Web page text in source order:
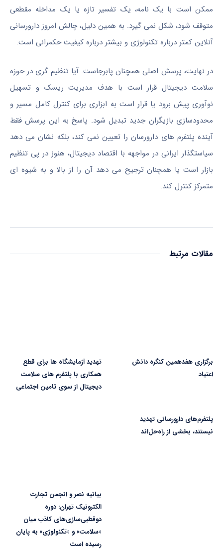
ممکن است با یک نامه، یک تفسیر تازه یا یک مداخله مقطعی
متوقف شود، شکل نمی گیرد. به همین دلیل، چالش امروز دارورسانی
آنلاین کمتر درباره تکنولوژی و بیشتر درباره کیفیت حکمرانی است.
در نهایت، پرسش اصلی همچنان پابرجاست. آیا تنظیم گری در حوزه
سلامت دیجیتال قرار است با هدف مدیریت ریسک و تسهیل
نوآوری پیش برود یا قرار است به ابزاری برای کنترل کامل مسیر و
محدودسازی بازیگران جدید تبدیل شود. پاسخ به این پرسش فقط
آینده پلتفرم های دارورسان را تعیین نمی کند، بلکه نشان می دهد
سیاستگذار ایرانی در مواجهه با اقتصاد دیجیتال، هنوز در پی تنظیم
بازار است یا همچنان ترجیح می دهد آن را از بالا و به شیوه ای
متمرکز کنترل کند.
مقالات مرتبط
برگزاری هفدهمین کنگره دانش
اعتیاد
تهدید آزمایشگاه ها برای قطع
همکاری با پلتفرم های سلامت
دیجیتال از سوی تامین اجتماعی
پلتفرم‌های دارورسانی تهدید
نیستند، بخشی از راه‌حل‌اند
بیانیه نصر و انجمن تجارت
الکترونیک تهران: دوره
دوقطبی‌سازی‌های کاذب میان
«سلامت» و «تکنولوژی» به پایان
رسیده است